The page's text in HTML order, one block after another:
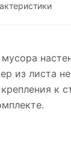
мусора
из листа
к